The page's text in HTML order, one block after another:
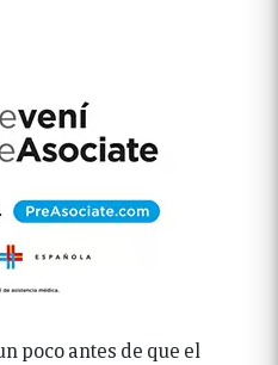
poco antes de que el